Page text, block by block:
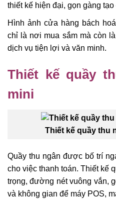
thiết kế hiện đại, gọn gàng
Hình ảnh cửa hàng bách
chỉ là nơi mua sắm mà còn
dịch vụ tiện lợi và văn minh.
Thiết kế quầy
mini
Thiết kế quầy thu
Quầy thu ngân được bố trí
cho việc thanh toán. Thiết kế
trọng, đường nét vuông vắn,
và không gian để máy POS,